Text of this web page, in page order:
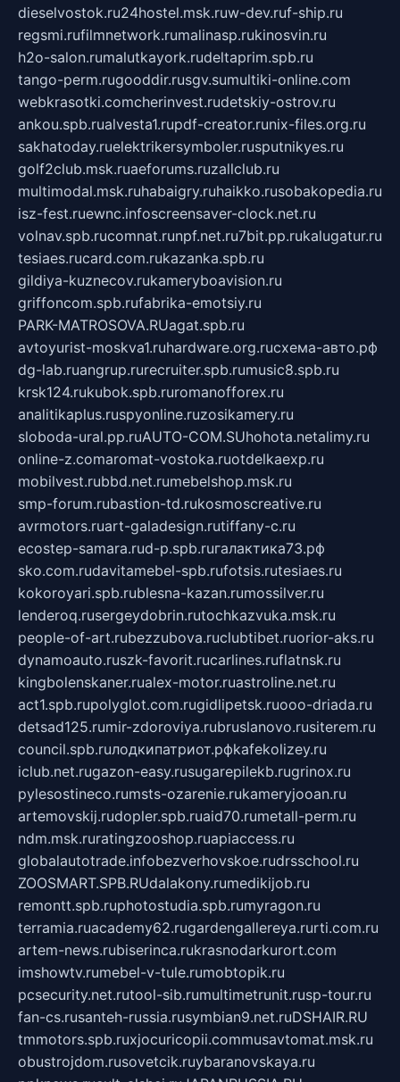
dieselvostok.ru24hostel.msk.ruw-dev.ruf-ship.ru
regsmi.rufilmnetwork.rumalinasp.rukinosvin.ru
h2o-salon.rumalutkayork.rudeltaprim.spb.ru
tango-perm.rugooddir.rusgv.sumultiki-online.com
webkrasotki.comcherinvest.rudetskiy-ostrov.ru
ankou.spb.rualvesta1.rupdf-creator.runix-files.org.ru
sakhatoday.ruelektrikersymboler.rusputnikyes.ru
golf2club.msk.ruaeforums.ruzallclub.ru
multimodal.msk.ruhabaigry.ruhaikko.rusobakopedia.ru
isz-fest.ruewnc.infoscreensaver-clock.net.ru
volnav.spb.rucomnat.runpf.net.ru7bit.pp.rukalugatur.ru
tesiaes.rucard.com.rukazanka.spb.ru
gildiya-kuznecov.rukameryboavision.ru
griffoncom.spb.rufabrika-emotsiy.ru
PARK-MATROSOVA.RUagat.spb.ru
avtoyurist-moskva1.ruhardware.org.ruсхема-авто.рф
dg-lab.ruangrup.rurecruiter.spb.rumusic8.spb.ru
krsk124.rukubok.spb.ruromanofforex.ru
analitikaplus.ruspyonline.ruzosikamery.ru
sloboda-ural.pp.ruAUTO-COM.SUhohota.netalimy.ru
online-z.comaromat-vostoka.ruotdelkaexp.ru
mobilvest.rubbd.net.rumebelshop.msk.ru
smp-forum.rubastion-td.rukosmoscreative.ru
avrmotors.ruart-galadesign.rutiffany-c.ru
ecostep-samara.rud-p.spb.ruгалактика73.рф
sko.com.rudavitamebel-spb.rufotsis.rutesiaes.ru
kokoroyari.spb.rublesna-kazan.rumossilver.ru
lenderoq.rusergeydobrin.rutochkazvuka.msk.ru
people-of-art.rubezzubova.ruclubtibet.ruorior-aks.ru
dynamoauto.ruszk-favorit.rucarlines.ruflatnsk.ru
kingbolenskaner.rualex-motor.ruastroline.net.ru
act1.spb.rupolyglot.com.rugidlipetsk.ruooo-driada.ru
detsad125.rumir-zdoroviya.rubruslanovo.rusiterem.ru
council.spb.ruлодкипатриот.рфkafekolizey.ru
iclub.net.rugazon-easy.rusugarepilekb.rugrinox.ru
pylesostineco.rumsts-ozarenie.rukameryjooan.ru
artemovskij.rudopler.spb.ruaid70.rumetall-perm.ru
ndm.msk.ruratingzooshop.ruapiaccess.ru
globalautotrade.infobezverhovskoe.rudrsschool.ru
ZOOSMART.SPB.RUdalakony.rumedikijob.ru
remontt.spb.ruphotostudia.spb.rumyragon.ru
terramia.ruacademy62.rugardengallereya.rurti.com.ru
artem-news.rubiserinca.rukrasnodarkurort.com
imshowtv.rumebel-v-tule.rumobtopik.ru
pcsecurity.net.rutool-sib.rumultimetrunit.rusp-tour.ru
fan-cs.rusanteh-russia.rusymbian9.net.ruDSHAIR.RU
tmmotors.spb.ruxjocuricopii.commusavtomat.msk.ru
obustrojdom.rusovetcik.ruybaranovskaya.ru